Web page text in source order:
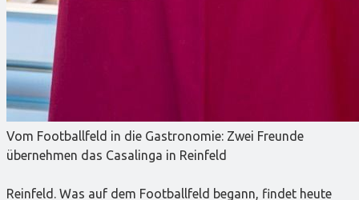
Vom Footballfeld in die Gastronomie: Zwei Freunde
übernehmen das Casalinga in Reinfeld
Reinfeld. Was auf dem Footballfeld begann, findet heute